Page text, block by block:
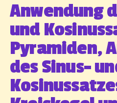
Anwendung
und
Pyramiden,
des Sinus-